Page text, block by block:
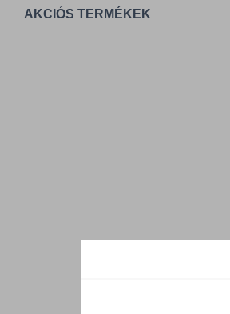
AKCIÓS TERMÉKEK